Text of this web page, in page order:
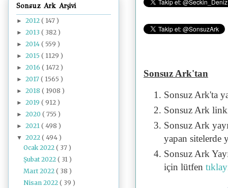
Sonsuz Ark'tan
Sonsuz Ark'ta
Sonsuz Ark
Sonsuz Ark
yapan sitelerde
Sonsuz Ark
için lütfen
Sonsuz Ark Arşivi
► 2012 ( 147 )
► 2013 ( 382 )
► 2014 ( 559 )
► 2015 ( 1129 )
► 2016 ( 1472 )
► 2017 ( 1565 )
► 2018 ( 1908 )
► 2019 ( 912 )
► 2020 ( 755 )
► 2021 ( 498 )
▼ 2022 ( 494 )
Ocak 2022( 37 )
Şubat 2022( 31 )
Mart 2022( 38 )
Nisan 2022( 39 )